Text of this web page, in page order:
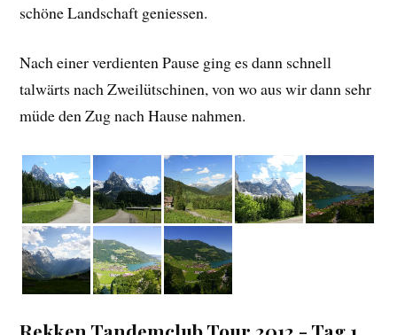
schöne Landschaft geniessen.
Nach einer verdienten Pause ging es dann schnell
talwärts nach Zweilütschinen, von wo aus wir dann sehr
müde den Zug nach Hause nahmen.